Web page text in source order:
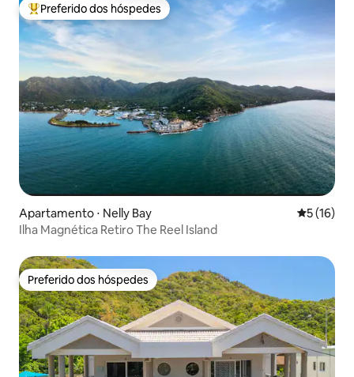
Entre os melhores preferidos dos hóspedes
Preferido dos hóspedes
Apartamento ⋅ Nelly Bay 5 de uma
5 (16)
Ilha Magnética Retiro The Reel Island
Preferido dos hóspedes
Preferido dos hóspedes